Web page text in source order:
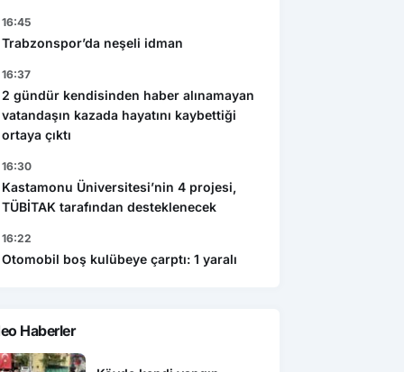
16:45
Trabzonspor’da neşeli idman
16:37
2 gündür kendisinden haber alınamayan
vatandaşın kazada hayatını kaybettiği
ortaya çıktı
16:30
Kastamonu Üniversitesi’nin 4 projesi,
TÜBİTAK tarafından desteklenecek
16:22
Otomobil boş kulübeye çarptı: 1 yaralı
Haberler